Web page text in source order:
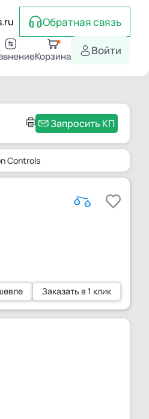
Обратная связь
Корзина Войти
Запросить КП
Controls
Заказать в 1 клик